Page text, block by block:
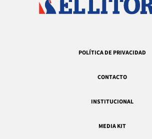
POLÍTICA DE PRIVACIDAD
CONTACTO
INSTITUCIONAL
MEDIA KIT